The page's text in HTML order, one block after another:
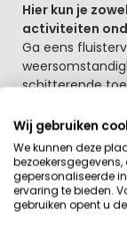
Hier kun je
activiteiten
Ga eens
schitterende
zich uitstekend
overdekte
potje voetbal in
onder andere
restaurant.
Op Villapark
Wij gebruiken
We kunnen deze
bezoekersgegevens,
gepersonaliseerde
ervaring te bieden.
gebruiken opent u